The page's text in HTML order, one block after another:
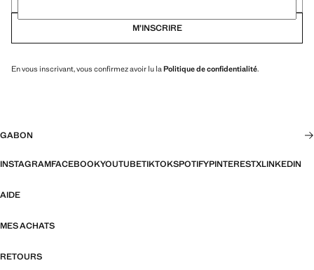
M’INSCRIRE
En vous inscrivant, vous confirmez avoir lu la Politique de confidentialité.
GABON
INSTAGRAMFACEBOOKYOUTUBETIKTOKSPOTIFYPINTERESTXLINKEDIN
AIDE
MES ACHATS
RETOURS